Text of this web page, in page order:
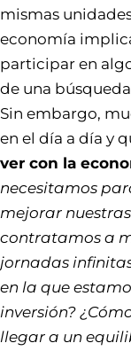
mismas
economía
participar en
de una
Sin embargo,
en el día a día y
ver con la
necesitamos
mejorar
contratamos a
jornadas
en la que
inversión?
llegar a un